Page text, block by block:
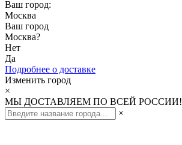
Ваш город:
Москва
Ваш город
Москва?
Нет
Да
Подробнее о доставке
Изменить город
×
МЫ ДОСТАВЛЯЕМ ПО ВСЕЙ РОССИИ!
×